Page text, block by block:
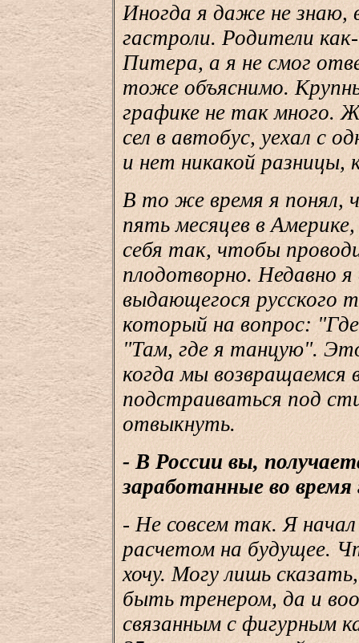
Иногда я даже не знаю,
гастроли. Родители
Питера, а я не смог
тоже объяснимо.
графике не так много.
сел в автобус, уехал с
и нет никакой разницы,
В то же время я понял,
пять месяцев в
себя так, чтобы
плодотворно. Недавно
выдающегося русского
который на вопрос:
"Там, где я танцую".
когда мы
подстраиваться под
отвыкнуть.
- В России вы,
заработанные во время
- Не совсем так. Я
расчетом на будущее.
хочу. Могу лишь
быть тренером, да и
связанным с фигурным